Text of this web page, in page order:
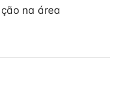
na área